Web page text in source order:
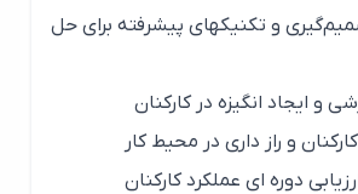
و تکنیکهای پیشرفته برای حل
انگیزه در کارکنان
و راز داری در محیط کار
دوره ای عملکرد کارکنان